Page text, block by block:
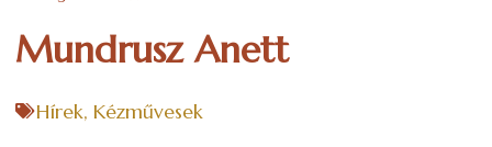
Mundrusz Anett
Hírek,Kézművesek